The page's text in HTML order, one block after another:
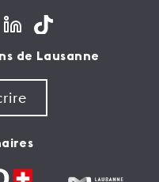
de Lausanne